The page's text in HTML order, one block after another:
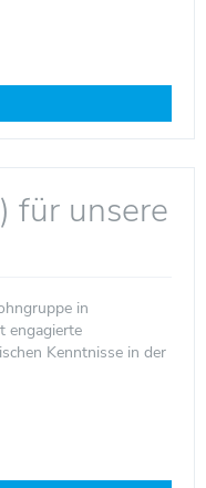
für unsere
in
engagierte
Kenntnisse in der